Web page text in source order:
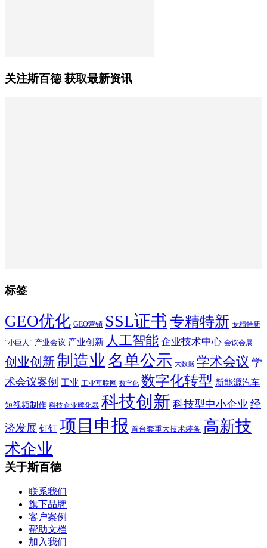
关注斯百德 获取最新资讯
标签
GEO优化 GEO营销 SSL证书 专精特新 专精特新
“小巨人” 产业会议 产业创新 人工智能 企业技术中心 会议会展
创业创新制造业 名单公示 大数据 学术会议 学
术会议案例 工业 工业互联网 数字化 数字化转型 新能源汽车
短视频制作 科技企业孵化器 科技创新 科技型中小企业 经
济发展 钉钉 项目申报 首台套重大技术装备 高新技
术企业
关于斯百德
联系我们
旗下品牌
客户案例
帮助文档
加入我们